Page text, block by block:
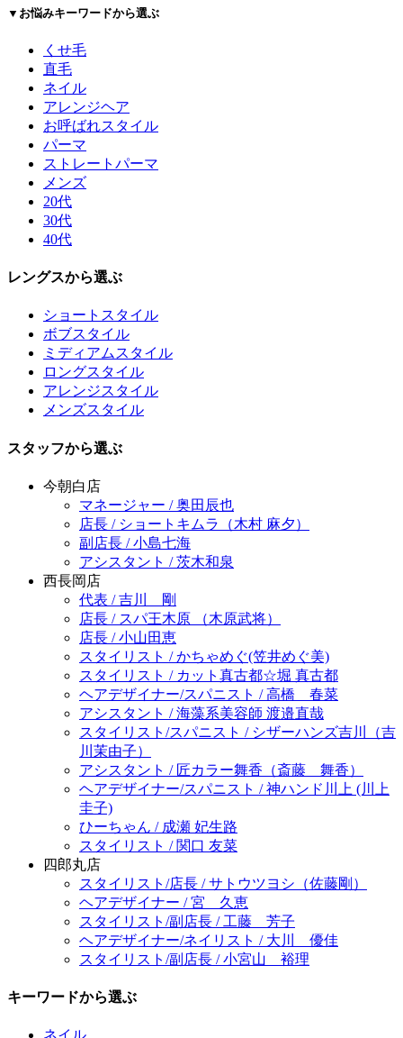
▼お悩みキーワードから選ぶ
くせ毛
直毛
ネイル
アレンジヘア
お呼ばれスタイル
パーマ
ストレートパーマ
メンズ
20代
30代
40代
レングスから選ぶ
ショートスタイル
ボブスタイル
ミディアムスタイル
ロングスタイル
アレンジスタイル
メンズスタイル
スタッフから選ぶ
今朝白店
マネージャー / 奥田辰也
店長 / ショートキムラ（木村 麻夕）
副店長 / 小島七海
アシスタント / 茨木和泉
西長岡店
代表 / 吉川 剛
店長 / スパ王木原 （木原武将）
店長 / 小山田恵
スタイリスト / かちゃめぐ(笠井めぐ美)
スタイリスト / カット真古都☆堀 真古都
ヘアデザイナー/スパニスト / 高橋 春菜
アシスタント / 海藻系美容師 渡邉直哉
スタイリスト/スパニスト / シザーハンズ吉川（吉
川茉由子）
アシスタント / 匠カラー舞香（斎藤 舞香）
ヘアデザイナー/スパニスト / 神ハンド川上 (川上
圭子)
ひーちゃん / 成瀬 妃生路
スタイリスト / 関口 友菜
四郎丸店
スタイリスト/店長 / サトウツヨシ（佐藤剛）
ヘアデザイナー / 宮 久恵
スタイリスト/副店長 / 工藤 芳子
ヘアデザイナー/ネイリスト / 大川 優佳
スタイリスト/副店長 / 小宮山 裕理
キーワードから選ぶ